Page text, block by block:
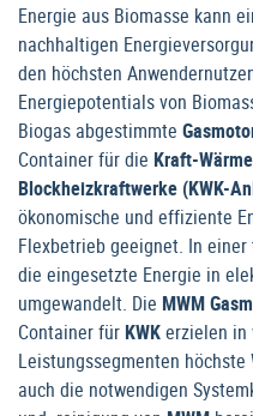
Energie aus Biomasse kann
nachhaltigen
den höchsten
Energiepotentials von
Biogas abgestimmte
Container für die Kraft-
Blockheizkraftwerke (KWK-
ökonomische und effiziente
Flexbetrieb geeignet. In
die eingesetzte Energie in
umgewandelt. Die MWM
Container für KWKerzielen in
Leistungssegmenten höchste
auch die notwendigen